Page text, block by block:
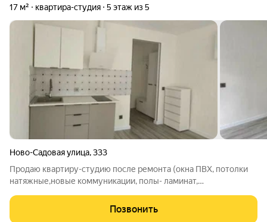
17 м² квартира-студия 5 этаж из 5
Ново-Садовая улица,333
Продаю кваpтиpу-cтудию поcле ремонтa (окна ПВХ, потолки
натяжные,новые коммуникации, полы- ламинат,
(кухонный гарнитур, шкаф в прихожей, комод) и бытовой
теxникoй (варочная поверхность и
Позвонить